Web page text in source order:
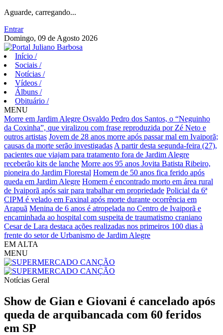
Aguarde, carregando...
Entrar
Domingo, 09 de Agosto 2026
Início /
Sociais /
Notícias /
Vídeos /
Álbuns /
Obituário /
MENU
Morre em Jardim Alegre Osvaldo Pedro dos Santos, o “Neguinho
da Coxinha”, que viralizou com frase reproduzida por Zé Neto e
outros artistas Jovem de 28 anos morre após passar mal em Ivaiporã;
causas da morte serão investigadas A partir desta segunda-feira (27),
pacientes que viajam para tratamento fora de Jardim Alegre
receberão kits de lanche Morre aos 95 anos Jovita Batista Ribeiro,
pioneira do Jardim Florestal Homem de 50 anos fica ferido após
queda em Jardim Alegre Homem é encontrado morto em área rural
de Ivaiporã após sair para trabalhar em propriedade Policial da 6ª
CIPM é velado em Faxinal após morte durante ocorrência em
Arapuã Menina de 6 anos é atropelada no Centro de Ivaiporã e
encaminhada ao hospital com suspeita de traumatismo craniano
Cesar de Lara destaca ações realizadas nos primeiros 100 dias à
frente do setor de Urbanismo de Jardim Alegre
EM ALTA
MENU
Notícias Geral
Show de Gian e Giovani é cancelado após
queda de arquibancada com 60 feridos
em SP